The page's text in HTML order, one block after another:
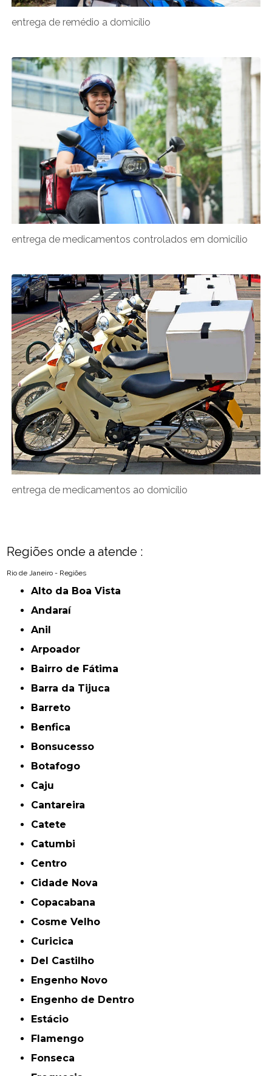
entrega de remédio a domicílio
entrega de medicamentos controlados em domicílio
entrega de medicamentos ao domicílio
Regiões onde a atende :
Rio de Janeiro - Regiões
Alto da Boa Vista
Andaraí
Anil
Arpoador
Bairro de Fátima
Barra da Tijuca
Barreto
Benfica
Bonsucesso
Botafogo
Caju
Cantareira
Catete
Catumbi
Centro
Cidade Nova
Copacabana
Cosme Velho
Curicica
Del Castilho
Engenho Novo
Engenho de Dentro
Estácio
Flamengo
Fonseca